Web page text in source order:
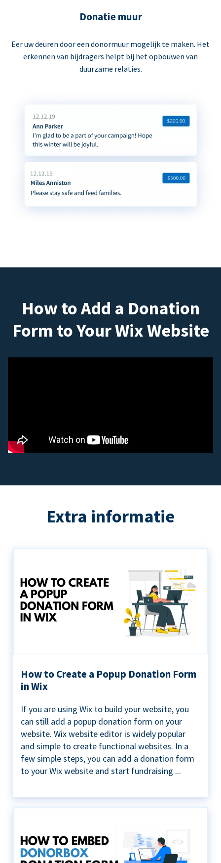
Donatie muur
Eer uw deuren door een donormuur mogelijk te maken. Het
erkennen van bijdragers helpt bij het opbouwen van
duurzame relaties.
How to Add a Donation
Form to Your Wix Website
Extra informatie
How to Create a Popup Donation Form
in Wix
If you are using Wix to build your website, you
can still add a popup donation form on your
website. Wix website editor is widely popular
and simple to create functional websites. In a
few simple steps, you can add a donation form
to your Wix website and start fundraising ...